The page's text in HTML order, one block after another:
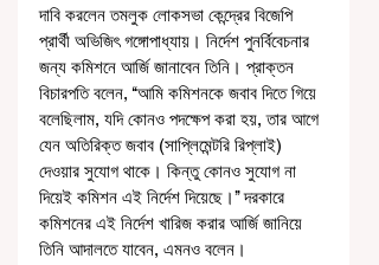
দাবি করলেন তমলুক লোকসভা কেন্দ্রের বিজেপি
প্রার্থী অভিজিৎ গঙ্গোপাধ্যায়। নির্দেশ পুনর্বিবেচনার
জন্য কমিশনে আর্জি জানাবেন তিনি। প্রাক্তন
বিচারপতি বলেন, ‘‘আমি কমিশনকে জবাব দিতে গিয়ে
বলেছিলাম, যদি কোনও পদক্ষেপ করা হয়, তার আগে
যেন অতিরিক্ত জবাব (সাপ্লিমেন্টরি রিপ্লাই)
দেওয়ার সুযোগ থাকে। কিন্তু কোনও সুযোগ না
দিয়েই কমিশন এই নির্দেশ দিয়েছে।’’ দরকারে
কমিশনের এই নির্দেশ খারিজ করার আর্জি জানিয়ে
তিনি আদালতে যাবেন, এমনও বলেন।